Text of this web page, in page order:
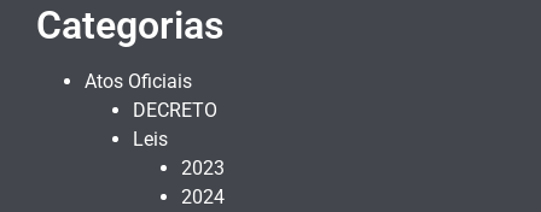
Categorias
Atos Oficiais
DECRETO
Leis
2023
2024